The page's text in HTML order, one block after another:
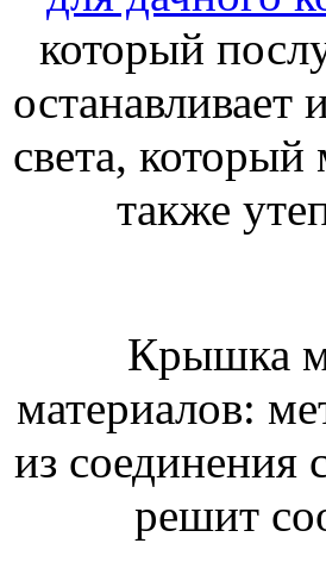
который
останавливает
света,
также
Крышка
материалов:
из соединения
решит